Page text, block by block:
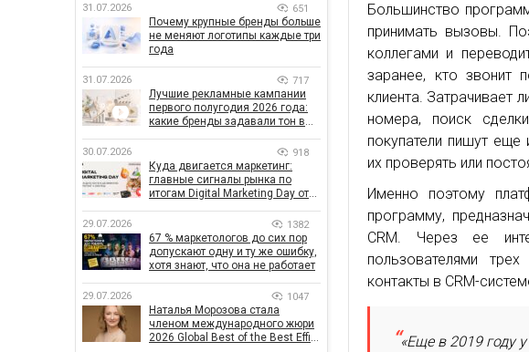
Большинство
принимать вызовы.
коллегами и
заранее, кто звонит
клиента. Затрачивает
номера, поиск
покупатели пишут
их проверять или
Именно поэтому
программу,
CRM. Через ее
пользователями
контакты в CRM-
«Еще в 2019 году
31.07.2026 651
Почему крупные бренды больше
не меняют логотипы каждые три
года
31.07.2026 717
Лучшие рекламные кампании
первого полугодия 2026 года:
какие бренды задавали тон в
30.07.2026 918
Куда двигается маркетинг:
главные сигналы рынка по
итогам Digital Marketing Day от
29.07.2026 1382
67 % маркетологов до сих пор
допускают одну и ту же ошибку,
хотя знают, что она не работает
29.07.2026 1047
Наталья Морозова стала
членом международного жюри
2026 Global Best of the Best Effie